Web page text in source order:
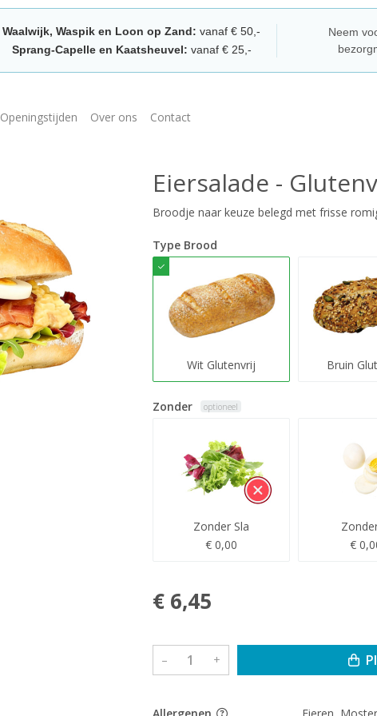
Waalwijk, Waspik en Loon op Zand: vanaf € 50,-
Sprang-Capelle en Kaatsheuvel: vanaf € 25,-
Neem
Openingstijden Over ons Contact
Eiersalade -
Broodje naar keuze belegd met frisse
Type Brood
Wit Glutenvrij Bruin
Zonder optioneel
Zonder Sla
€ 0,00
€
€ 6,45
– +